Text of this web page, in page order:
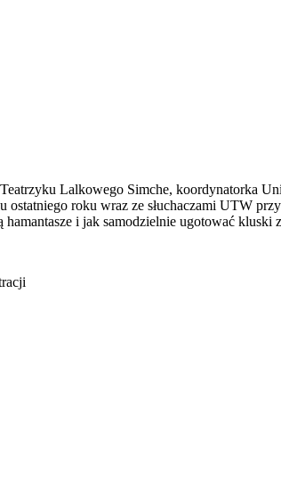
Lalkowego Simche, koordynatorka
roku wraz ze słuchaczami UTW
i jak samodzielnie ugotować kluski